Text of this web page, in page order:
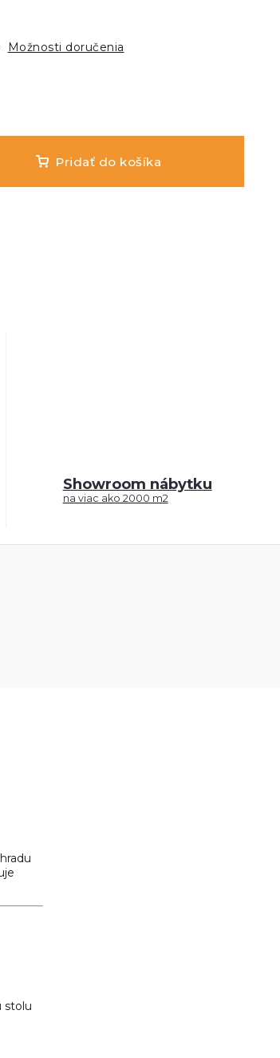
Možnosti doručenia
Pridať do košíka
Showroom nábytku
na viac ako 2000 m2
stolu